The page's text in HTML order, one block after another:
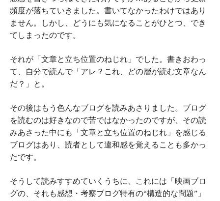
頻度が落ちていきました。書いてなかったわけではあり
ません。しかし、どうにも気になることがひとつ、でき
てしまったのです。
それが 「文章と立ち位置のねじれ」 でした。書きおわっ
て、自分で読んで「アレ？これ、どの層が読む文章なん
だ？」と。
その後はもう色んなブログを読みあさりました。ブログ
を読むのは好きなので苦ではなかったのですが、その読
みあさった中にも「文章と立ち位置のねじれ」を感じる
ブログはあり、読者として違和感を覚えることも多かっ
たです。
そうして読みすすめていくうちに、これには「映画ブロ
グの、それも感想・考察ブログ特有の“構造的な問題”」